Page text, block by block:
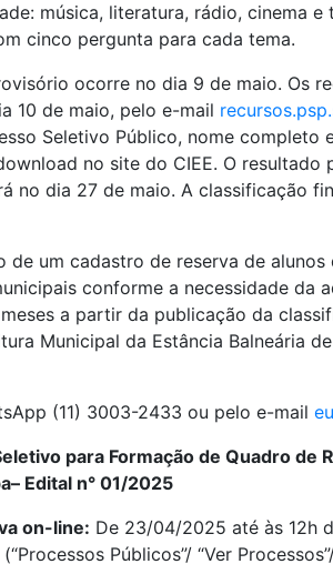
música, literatura, rádio, cinema e
cinco pergunta para cada tema.
ocorre no dia 9 de maio. Os
10 de maio, pelo e-mail
Seletivo Público, nome completo
no site do CIEE. O resultado
no dia 27 de maio. A classificação
de um cadastro de reserva de
conforme a necessidade da
a partir da publicação da
Municipal da Estância Balneária
(11) 3003-2433 ou pelo e-mail
para Formação de Quadro de
Edital n° 01/2025
on-line: De 23/04/2025 até às 12h
(“Processos Públicos”/ “Ver